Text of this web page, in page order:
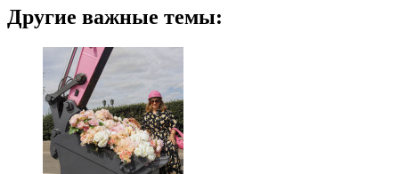
Другие важные темы: